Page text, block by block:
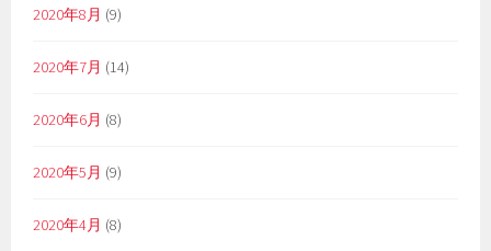
2020年8月 (9)
2020年7月 (14)
2020年6月 (8)
2020年5月 (9)
2020年4月 (8)